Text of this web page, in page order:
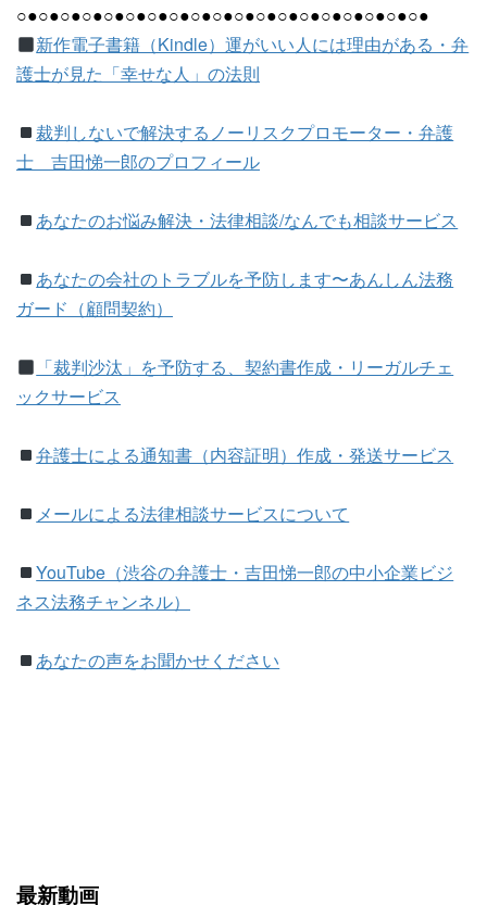
○●○●○●○●○●○●○●○●○●○●○●○●○●○●○●○●○●○●○●
新作電子書籍（Kindle）運がいい人には理由がある・弁
護士が見た「幸せな人」の法則
裁判しないで解決するノーリスクプロモーター・弁護
士 吉田悌一郎のプロフィール
あなたのお悩み解決・法律相談/なんでも相談サービス
あなたの会社のトラブルを予防します〜あんしん法務
ガード（顧問契約）
「裁判沙汰」を予防する、契約書作成・リーガルチェ
ックサービス
弁護士による通知書（内容証明）作成・発送サービス
メールによる法律相談サービスについて
YouTube（渋谷の弁護士・吉田悌一郎の中小企業ビジ
ネス法務チャンネル）
あなたの声をお聞かせください
最新動画